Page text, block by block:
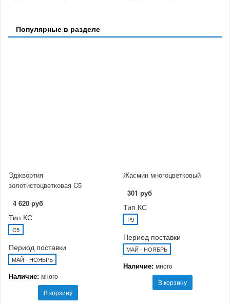
Популярные в разделе
Эджвортия
золотистоцветковая C5
4 620 руб
Тип КС
C5
Период поставки
МАЙ - НОЯБРЬ
Наличие: много
В корзину
Жасмин многоцветковый
301 руб
Тип КС
P9
Период поставки
МАЙ - НОЯБРЬ
Наличие: много
В корзину